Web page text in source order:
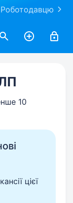
Роботодавцю
10
цієї